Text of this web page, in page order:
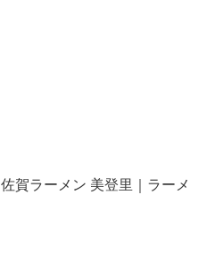
佐賀ラーメン 美登里｜ラーメ